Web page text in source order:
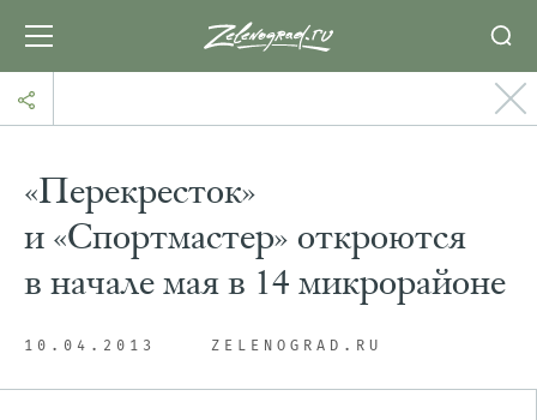
«Перекресток»
и «Спортмастер» откроются
в начале мая в 14 микрорайоне
10.04.2013 ZELENOGRAD.RU